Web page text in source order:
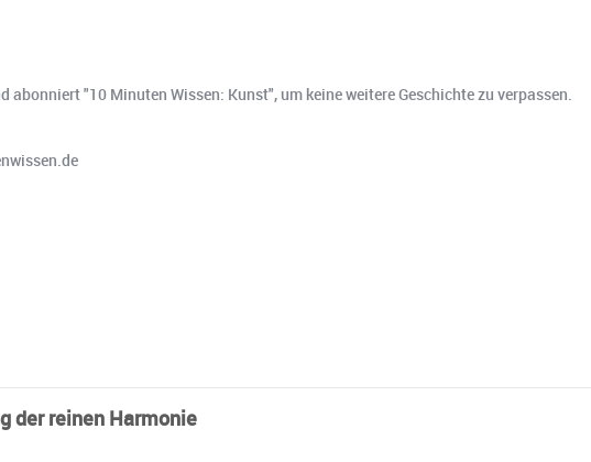
"10 Minuten Wissen: Kunst", um keine weitere Geschichte zu verpassen.
der reinen Harmonie